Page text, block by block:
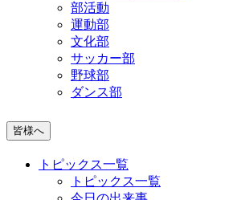
部活動
運動部
文化部
サッカー部
野球部
ダンス部
皆様へ
トピックス一覧
トピックス一覧